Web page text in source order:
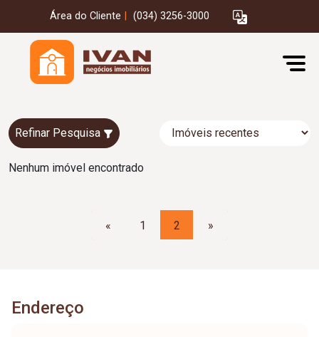
Área do Cliente (034) 3256-3000
Refinar Pesquisa
Nenhum imóvel encontrado
« 1 2 »
Endereço